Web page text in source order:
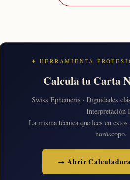
✦ HERRAMIENTA
Calcula tu Carta
Swiss Ephemeris · Dignidades
Interpretación
La misma técnica que lees en
horóscopo.
→ Abrir